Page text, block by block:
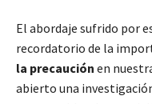
El abordaje sufrido por
recordatorio de la
la precaución en
abierto una